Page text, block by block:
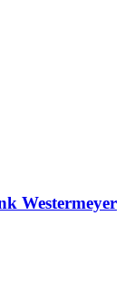
Westermeyer